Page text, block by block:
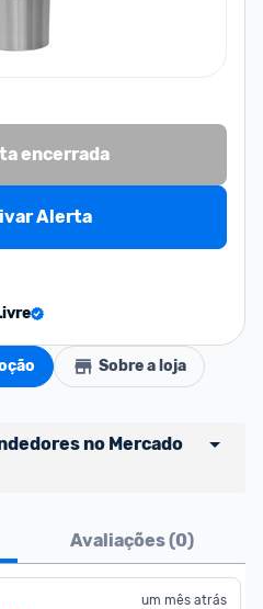
encerrada
Alerta
Sobre a loja
no Mercado
nós fazemos uma
e lojas que são
Em todas as ofertas
Avaliações (0)
um mês atrás